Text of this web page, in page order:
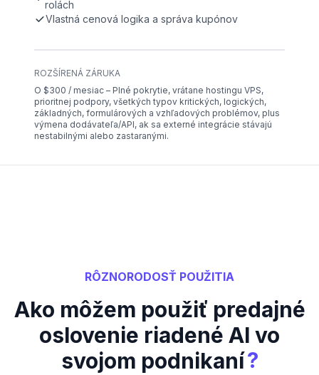
rolách
Vlastná cenová logika a správa kupónov
ROZŠÍRENÁ ZÁRUKA
O $300 / mesiac – Plné pokrytie, vrátane hostingu VPS,
prioritnej podpory, všetkých typov kritických, logických,
základných, formulárových a vzhľadových problémov, plus
výmena dodávateľa/API, ak sa externé integrácie stávajú
nestabilnými alebo zastaranými.
RÔZNORODOSŤ POUŽITIA
Ako môžem použiť predajné
oslovenie riadené AI vo
svojom podnikaní?